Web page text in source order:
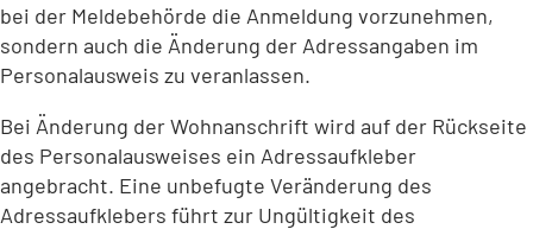
bei der Meldebehörde die Anmeldung vorzunehmen,
sondern auch die Änderung der Adressangaben im
Personalausweis zu veranlassen.
Bei Änderung der Wohnanschrift wird auf der Rückseite
des Personalausweises ein Adressaufkleber
angebracht. Eine unbefugte Veränderung des
Adressaufklebers führt zur Ungültigkeit des